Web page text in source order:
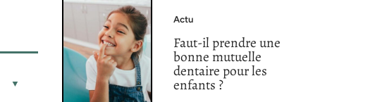
Actu
Faut-il prendre une
bonne mutuelle
dentaire pour les
enfants ?